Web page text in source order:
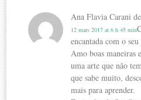
Ana Flavia Carani
12 mars 2017 at 6 h 45 min
encantada com o
Amo boas maneiras
uma arte que não
que sabe muito,
mais para aprender.